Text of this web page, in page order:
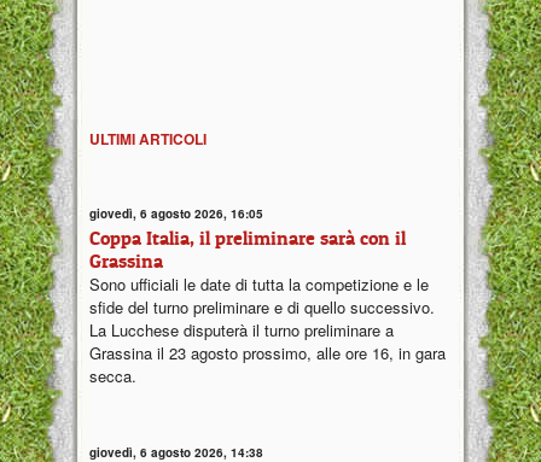
ULTIMI ARTICOLI
giovedì, 6 agosto 2026, 16:05
Coppa Italia, il preliminare sarà con il
Grassina
Sono ufficiali le date di tutta la competizione e le
sfide del turno preliminare e di quello successivo.
La Lucchese disputerà il turno preliminare a
Grassina il 23 agosto prossimo, alle ore 16, in gara
secca.
giovedì, 6 agosto 2026, 14:38